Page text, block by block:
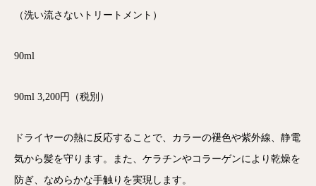
（洗い流さないトリートメント）
90ml
90ml 3,200円（税別）
ドライヤーの熱に反応することで、カラーの褪色や紫外線、静電
気から髪を守ります。また、ケラチンやコラーゲンにより乾燥を
防ぎ、なめらかな手触りを実現します。